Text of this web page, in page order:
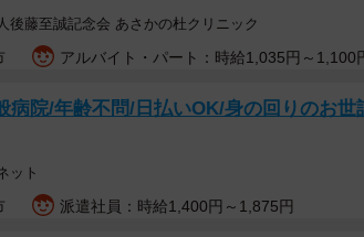
後藤至誠記念会 あさかの杜クリニック
アルバイト・パート：時給1,035円～1,100
病院/年齢不問/日払いOK/身の回りのお世
ット
派遣社員：時給1,400円～1,875円